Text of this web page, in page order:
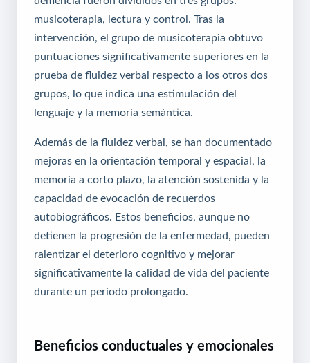
musicoterapia, lectura y control. Tras la
intervención, el grupo de musicoterapia obtuvo
puntuaciones significativamente superiores en la
prueba de fluidez verbal respecto a los otros dos
grupos, lo que indica una estimulación del
lenguaje y la memoria semántica.
Además de la fluidez verbal, se han documentado
mejoras en la orientación temporal y espacial, la
memoria a corto plazo, la atención sostenida y la
capacidad de evocación de recuerdos
autobiográficos. Estos beneficios, aunque no
detienen la progresión de la enfermedad, pueden
ralentizar el deterioro cognitivo y mejorar
significativamente la calidad de vida del paciente
durante un periodo prolongado.
Beneficios conductuales y emocionales